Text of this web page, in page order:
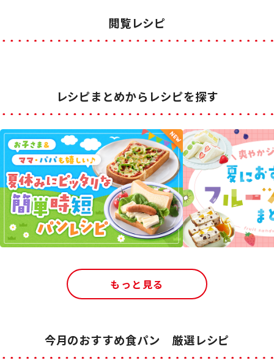
閲覧レシピ
レシピまとめからレシピを探す
もっと見る
今月のおすすめ食パン 厳選レシピ